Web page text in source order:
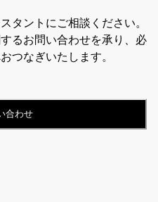
タントにご相談ください。
るお問い合わせを承り、必
つなぎいたします。
合わせ